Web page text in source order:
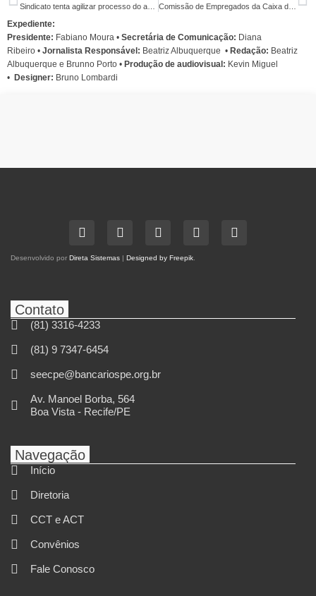
Comissão de Empregados da Caixa decide nesta terça (15) estratégias para enfrentar reestruturação
Expediente:
Presidente: Fabiano Moura • Secretária de Comunicação: Diana
Ribeiro • Jornalista Responsável: Beatriz Albuquerque • Redação: Beatriz
Albuquerque e Brunno Porto • Produção de audiovisual: Kevin Miguel
• Designer: Bruno Lombardi
Desenvolvido por Direta Sistemas | Designed by Freepik
Contato
(81) 3316-4233
(81) 9 7347-6454
seecpe@bancariospe.org.br
Av. Manoel Borba, 564
Boa Vista - Recife/PE
Navegação
Início
Diretoria
CCT e ACT
Convênios
Fale Conosco